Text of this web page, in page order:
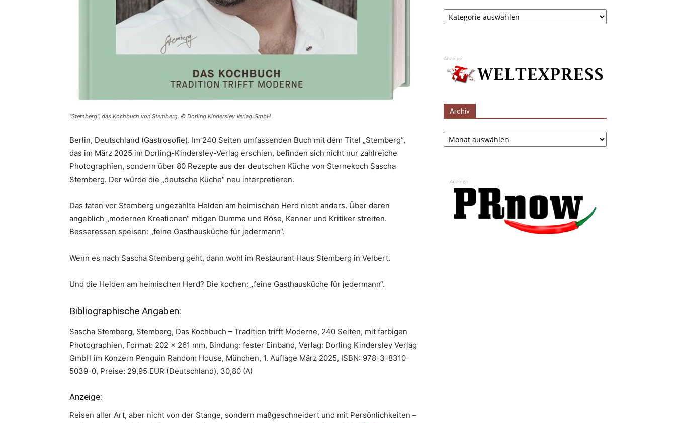
"Stemberg", das Kochbuch von Stemberg. © Dorling Kindersley Verlag GmbH
Berlin, Deutschland (Gastrosofie). Im 240 Seiten umfassenden Buch mit dem Titel „Stemberg“,
das im März 2025 im Dorling-Kindersley-Verlag erschien, befinden sich nicht nur zahlreiche
Photographien, sondern über 80 Rezepte aus der deutschen Küche von Sternekoch Sascha
Stemberg. Der würde die „deutsche Küche“ neu interpretieren.
Das taten vor Stemberg ungezählte Helden am heimischen Herd nicht anders. Über deren
angeblich „modernen Kreationen“ mögen Dumme und Böse, Kenner und Kritiker streiten.
Besseressen speisen: „feine Gasthausküche für jedermann“.
Wenn es nach Sascha Stemberg geht, dann wohl im Restaurant Haus Stemberg in Velbert.
Und die Helden am heimischen Herd? Die kochen: „feine Gasthausküche für jedermann“.
Bibliographische Angaben:
Sascha Stemberg, Stemberg, Das Kochbuch – Tradition trifft Moderne, 240 Seiten, mit farbigen
Photographien, Format: 202 x 261 mm, Bindung: fester Einband, Verlag: Dorling Kindersley Verlag
GmbH im Konzern Penguin Random House, München, 1. Auflage März 2025, ISBN: 978-3-8310-
5039-0, Preise: 29,95 EUR (Deutschland), 30,80 (A)
Anzeige:
Reisen aller Art, aber nicht von der Stange, sondern maßgeschneidert und mit Persönlichkeiten –
Kategorien
Anzeige
Archiv
Archiv
Anzeige